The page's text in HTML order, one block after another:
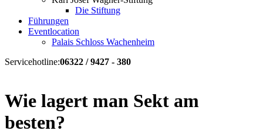
Die Stiftung
Führungen
Eventlocation
Palais Schloss Wachenheim
Servicehotline:06322 / 9427 - 380
Wie lagert man Sekt am
besten?